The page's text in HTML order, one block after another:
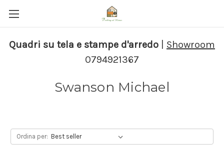
Quadri su tela e stampe d'arredo
Showroom
0794921367
Swanson Michael
Ordina per: